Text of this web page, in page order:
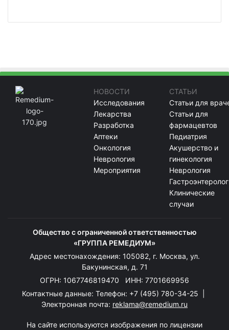
НОВОСТИ
Исследования
Лекарства
Разработка
Аптеки
Онкология
Неврология
Мероприятия
СТАТЬИ
Статьи для
Статьи для
фармацевтов
Педиатрия
Акушерство и
гинекология
Неврология
Клинические
случаи
Общество с ограниченной ответственностью
«ГРУППА РЕМЕДИУМ»
Адрес местонахождения: 105082, г. Москва, ул.
Бакунинская, д. 71
ОГРН: 1067746819470 ИНН: 7701669956
Контактные данные: Телефон: +7 (495) 780-34-25
Электронная почта: reklama@remedium.ru
На сайте используются изображения по лицензии